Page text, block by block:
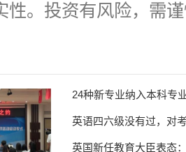
性。投资有风险，需
24种新专业纳入本科专
英语四六级没有过，对
英国新任教育大臣表态